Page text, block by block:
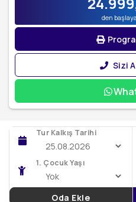
den
Sizi
Tur Kalkış Tarihi
1. Çocuk Yaşı
Oda Ekle